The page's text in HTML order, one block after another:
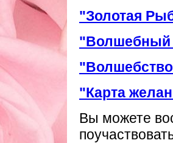
"Золотая
"Волшебный
"Карта
Вы можете